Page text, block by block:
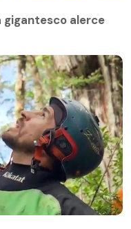
gigantesco alerce